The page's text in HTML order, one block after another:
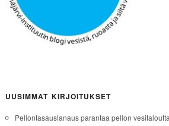
UUSIMMAT KIRJOITUKSET
Pellontasauslanaus parantaa pellon